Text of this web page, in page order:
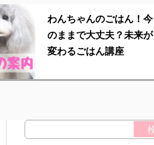
わんちゃんのごはん！今
のままで大丈夫？未来が
変わるごはん講座